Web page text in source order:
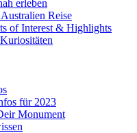
erleben
Reise
of Interest & Highlights
für 2023
Monument